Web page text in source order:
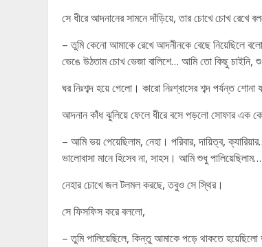
সে ধীরে আদনানের সামনে দাঁড়িয়ে, তার চোখে চোখ রেখে
– তুমি কেনো আমাকে রেখে আদনীনকে বেছে নিয়েছিলে
ভেঙে উঠতাম চোখ ভেজা বালিশে… আমি তো কিছু চাইনি,
ঘর নিঃশব্দ হয়ে গেলো। কারো নিঃশ্বাসের শব্দ পর্যন্ত শোনা
আদনান কাঁধ ঝুলিয়ে ফেলে ধীরে বসে পড়লো সোফার এক
– আমি ভয় পেয়েছিলাম, নেহা। পরিবার, দায়িত্ব,
ভালোবাসা মানে হিসেব না, সাহস। আমি শুধু
নেহার চোখে জল টলমল করছে, তবুও সে স্থির।
সে ফিসফিস করে বললো,
– তুমি পালিয়েছিলে, কিন্তু আমাকে পড়ে থাকতে